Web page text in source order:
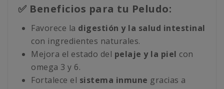
✅ Beneficios para tu Peludo:
Favorece la digestión y la salud intestinal
con ingredientes naturales.
Mejora el estado del pelaje y la piel con
omega 3 y 6.
Fortalece el sistema inmune gracias a